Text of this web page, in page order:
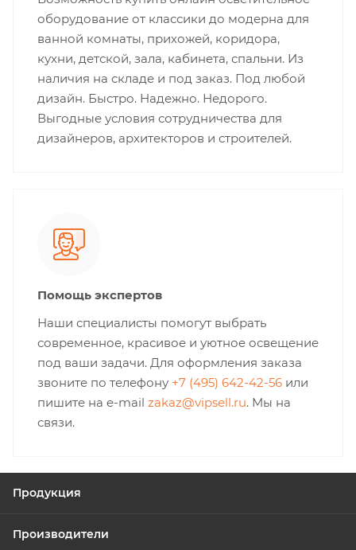
оборудование от классики до модерна для
ванной комнаты, прихожей, коридора,
кухни, детской, зала, кабинета, спальни. Из
наличия на складе и под заказ. Под любой
дизайн. Быстро. Надежно. Недорого.
Выгодные условия сотрудничества для
дизайнеров, архитекторов и строителей.
Помощь экспертов
Наши специалисты помогут выбрать
современное, красивое и уютное освещение
под ваши задачи. Для оформления заказа
звоните по телефону +7 (495) 642-42-56 или
пишите на e-mail zakaz@vipsell.ru. Мы на
связи.
Продукция
Производители